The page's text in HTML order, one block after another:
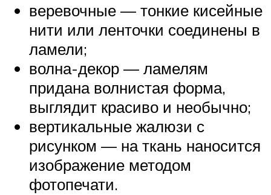
веревочные — тонкие кисейные
нити или ленточки соединены в
ламели;
волна-декор — ламелям
придана волнистая форма,
выглядит красиво и необычно;
вертикальные жалюзи с
рисунком — на ткань наносится
изображение методом
фотопечати.